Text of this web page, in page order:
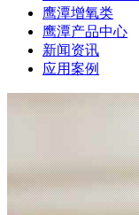
鹰潭增氧类
鹰潭产品中心
新闻资讯
应用案例